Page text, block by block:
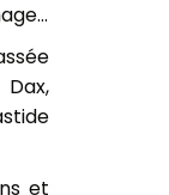
et